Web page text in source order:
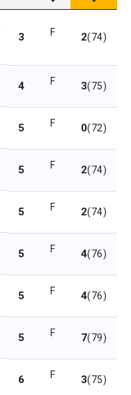
3 F 2(74)
4 F 3(75)
5 F 0(72)
5 F 2(74)
5 F 2(74)
5 F 4(76)
5 F 4(76)
5 F 7(79)
6 F 3(75)